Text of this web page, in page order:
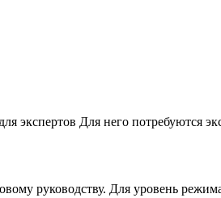
экспертов Для него потребуются
руководству. Для уровень